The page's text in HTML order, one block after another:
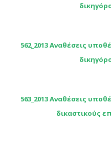
562_2013 Αναθέσεις
563_2013 Αναθέσεις
δικαστικούς